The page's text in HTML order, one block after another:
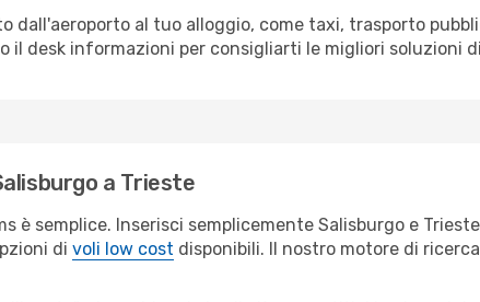
dall'aeroporto al tuo alloggio, come taxi, trasporto
il desk informazioni per consigliarti le migliori soluzioni
a Trieste
è semplice. Inserisci semplicemente Salisburgo e
di voli low cost disponibili. Il nostro motore di